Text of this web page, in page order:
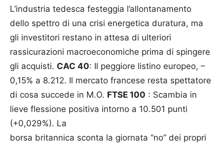
L’industria tedesca festeggia l’allontanamento
dello spettro di una crisi energetica duratura, ma
gli investitori restano in attesa di ulteriori
rassicurazioni macroeconomiche prima di spingere
gli acquisti. CAC 40: Il peggiore listino europeo, –
0,15% a 8.212. Il mercato francese resta spettatore
di cosa succede in M.O. FTSE 100 : Scambia in
lieve flessione positiva intorno a 10.501 punti
(+0,029%). La
borsa britannica sconta la giornata “no” dei propri